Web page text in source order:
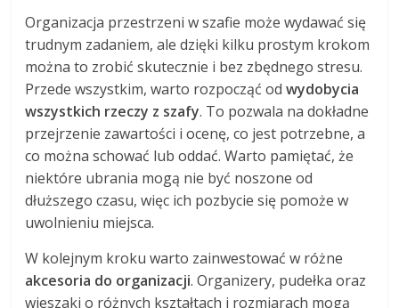
Organizacja przestrzeni w szafie może wydawać się
trudnym zadaniem, ale dzięki kilku prostym krokom
można to zrobić skutecznie i bez zbędnego stresu.
Przede wszystkim, warto rozpocząć odwydobycia
wszystkich rzeczy z szafy. To pozwala na dokładne
przejrzenie zawartości i ocenę, co jest potrzebne, a
co można schować lub oddać. Warto pamiętać, że
niektóre ubrania mogą nie być noszone od
dłuższego czasu, więc ich pozbycie się pomoże w
uwolnieniu miejsca.
W kolejnym kroku warto zainwestować w różne
akcesoria do organizacji. Organizery, pudełka oraz
wieszaki o różnych kształtach i rozmiarach mogą